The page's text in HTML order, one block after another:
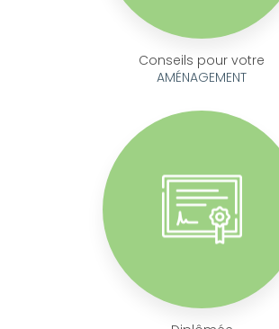
Conseils pour votre
AMÉNAGEMENT